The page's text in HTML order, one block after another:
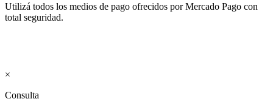
Utilizá todos los medios de pago ofrecidos por Mercado Pago con
total seguridad.
×
Consulta